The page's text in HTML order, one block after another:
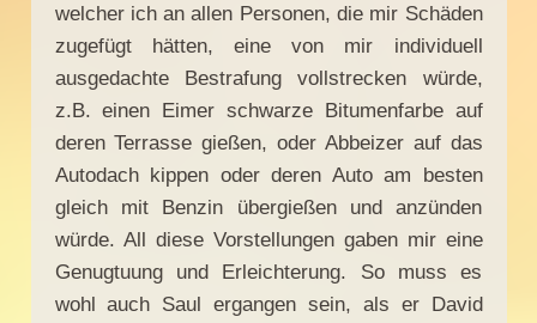
welcher ich an allen Personen, die mir Schäden
zugefügt hätten, eine von mir individuell
ausgedachte Bestrafung vollstrecken würde,
z.B. einen Eimer schwarze Bitumenfarbe auf
deren Terrasse gießen, oder Abbeizer auf das
Autodach kippen oder deren Auto am besten
gleich mit Benzin übergießen und anzünden
würde. All diese Vorstellungen gaben mir eine
Genugtuung und Erleichterung. So muss es
wohl auch Saul ergangen sein, als er David